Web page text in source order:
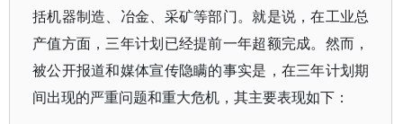
括机器制造、冶金、采矿等部门。就是说，在工业总
产值方面，三年计划已经提前一年超额完成。然而，
被公开报道和媒体宣传隐瞒的事实是，在三年计划期
间出现的严重问题和重大危机，其主要表现如下：